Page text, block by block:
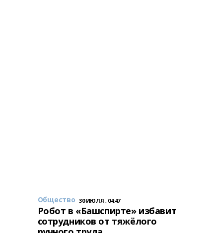
Общество 30 ИЮЛЯ , 04:47
Робот в «Башспирте» избавит
сотрудников от тяжёлого